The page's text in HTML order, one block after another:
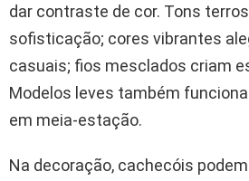
dar contraste de cor. Tons
sofisticação; cores vibrantes
casuais; fios mesclados criam
Modelos leves também
em meia-estação.
Na decoração, cachecóis